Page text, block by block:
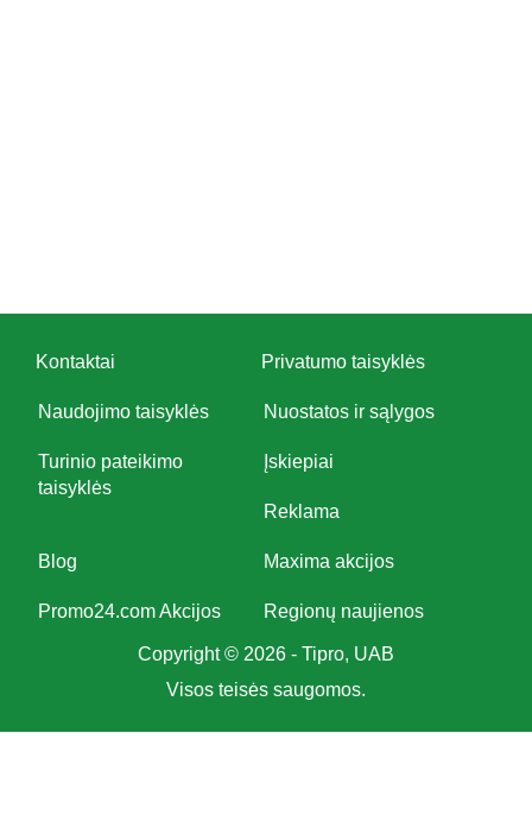
Kontaktai Privatumo taisyklės
Naudojimo taisyklės Nuostatos ir sąlygos
Turinio pateikimo
taisyklės
Įskiepiai
Reklama
Blog Maxima akcijos
Promo24.com Akcijos Regionų naujienos
Copyright © 2026 - Tipro, UAB
Visos teisės saugomos.